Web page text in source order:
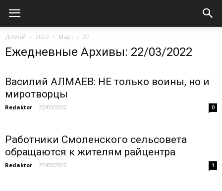
Домой 2022 Март 22
Ежедневные Архивы: 22/03/2022
Василий АЛМАЕВ: НЕ только воины, но и
миротворцы
Redaktor - 22/03/2022 0
Работники Смоленского сельсовета
обращаются к жителям райцентра
Redaktor - 22/03/2022 1